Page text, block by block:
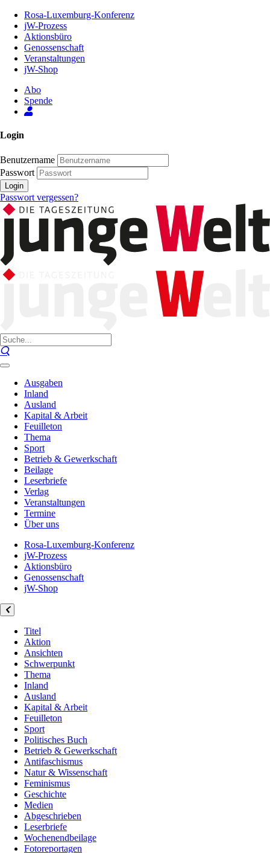
Inhalt
Seite
Rosa-Luxemburg-Konferenz
jW-Prozess
Aktionsbüro
Genossenschaft
Veranstaltungen
jW-Shop
Abo
Spende
Login
Benutzername
Passwort
Login
Passwort vergessen?
Ausgaben
Inland
Ausland
Kapital & Arbeit
Feuilleton
Thema
Sport
Betrieb & Gewerkschaft
Beilage
Leserbriefe
Verlag
Veranstaltungen
Termine
Über uns
Rosa-Luxemburg-Konferenz
jW-Prozess
Aktionsbüro
Genossenschaft
jW-Shop
Titel
Aktion
Ansichten
Schwerpunkt
Thema
Inland
Ausland
Kapital & Arbeit
Feuilleton
Sport
Politisches Buch
Betrieb & Gewerkschaft
Antifaschismus
Natur & Wissenschaft
Feminismus
Geschichte
Medien
Abgeschrieben
Leserbriefe
Wochenendbeilage
Fotoreportagen